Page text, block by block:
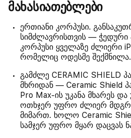
მახასიათებლები
ერთიანი კორპუსი.
სიმძლავრისთვის — ჭედური
კორპუსი ყველაზე ძლიერი
რომელიც ოდესმე შექმნილა.
გამძლე CERAMIC SHIELD
მხრიდან — Ceramic Shield
Pro Max-ის უკანა მხარეს
ოთხჯერ უფრო ძლიერ
მიმართ. ხოლო Ceramic
სამჯერ უფრო მყარ დაცვას